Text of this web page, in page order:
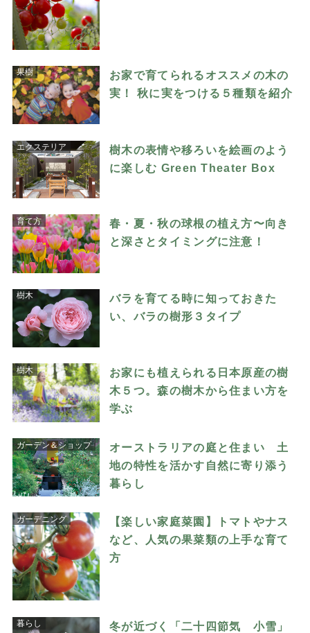
果樹
お家で育てられるオススメの木の
実！ 秋に実をつける５種類を紹介
エクステリア
樹木の表情や移ろいを絵画のよう
に楽しむ Green Theater Box
育て方
春・夏・秋の球根の植え方〜向き
と深さとタイミングに注意！
樹木
バラを育てる時に知っておきた
い、バラの樹形３タイプ
樹木
お家にも植えられる日本原産の樹
木５つ。森の樹木から住まい方を
学ぶ
ガーデン＆ショップ
オーストラリアの庭と住まい 土
地の特性を活かす自然に寄り添う
暮らし
ガーデニング
【楽しい家庭菜園】トマトやナス
など、人気の果菜類の上手な育て
方
暮らし
冬が近づく「二十四節気 小雪」